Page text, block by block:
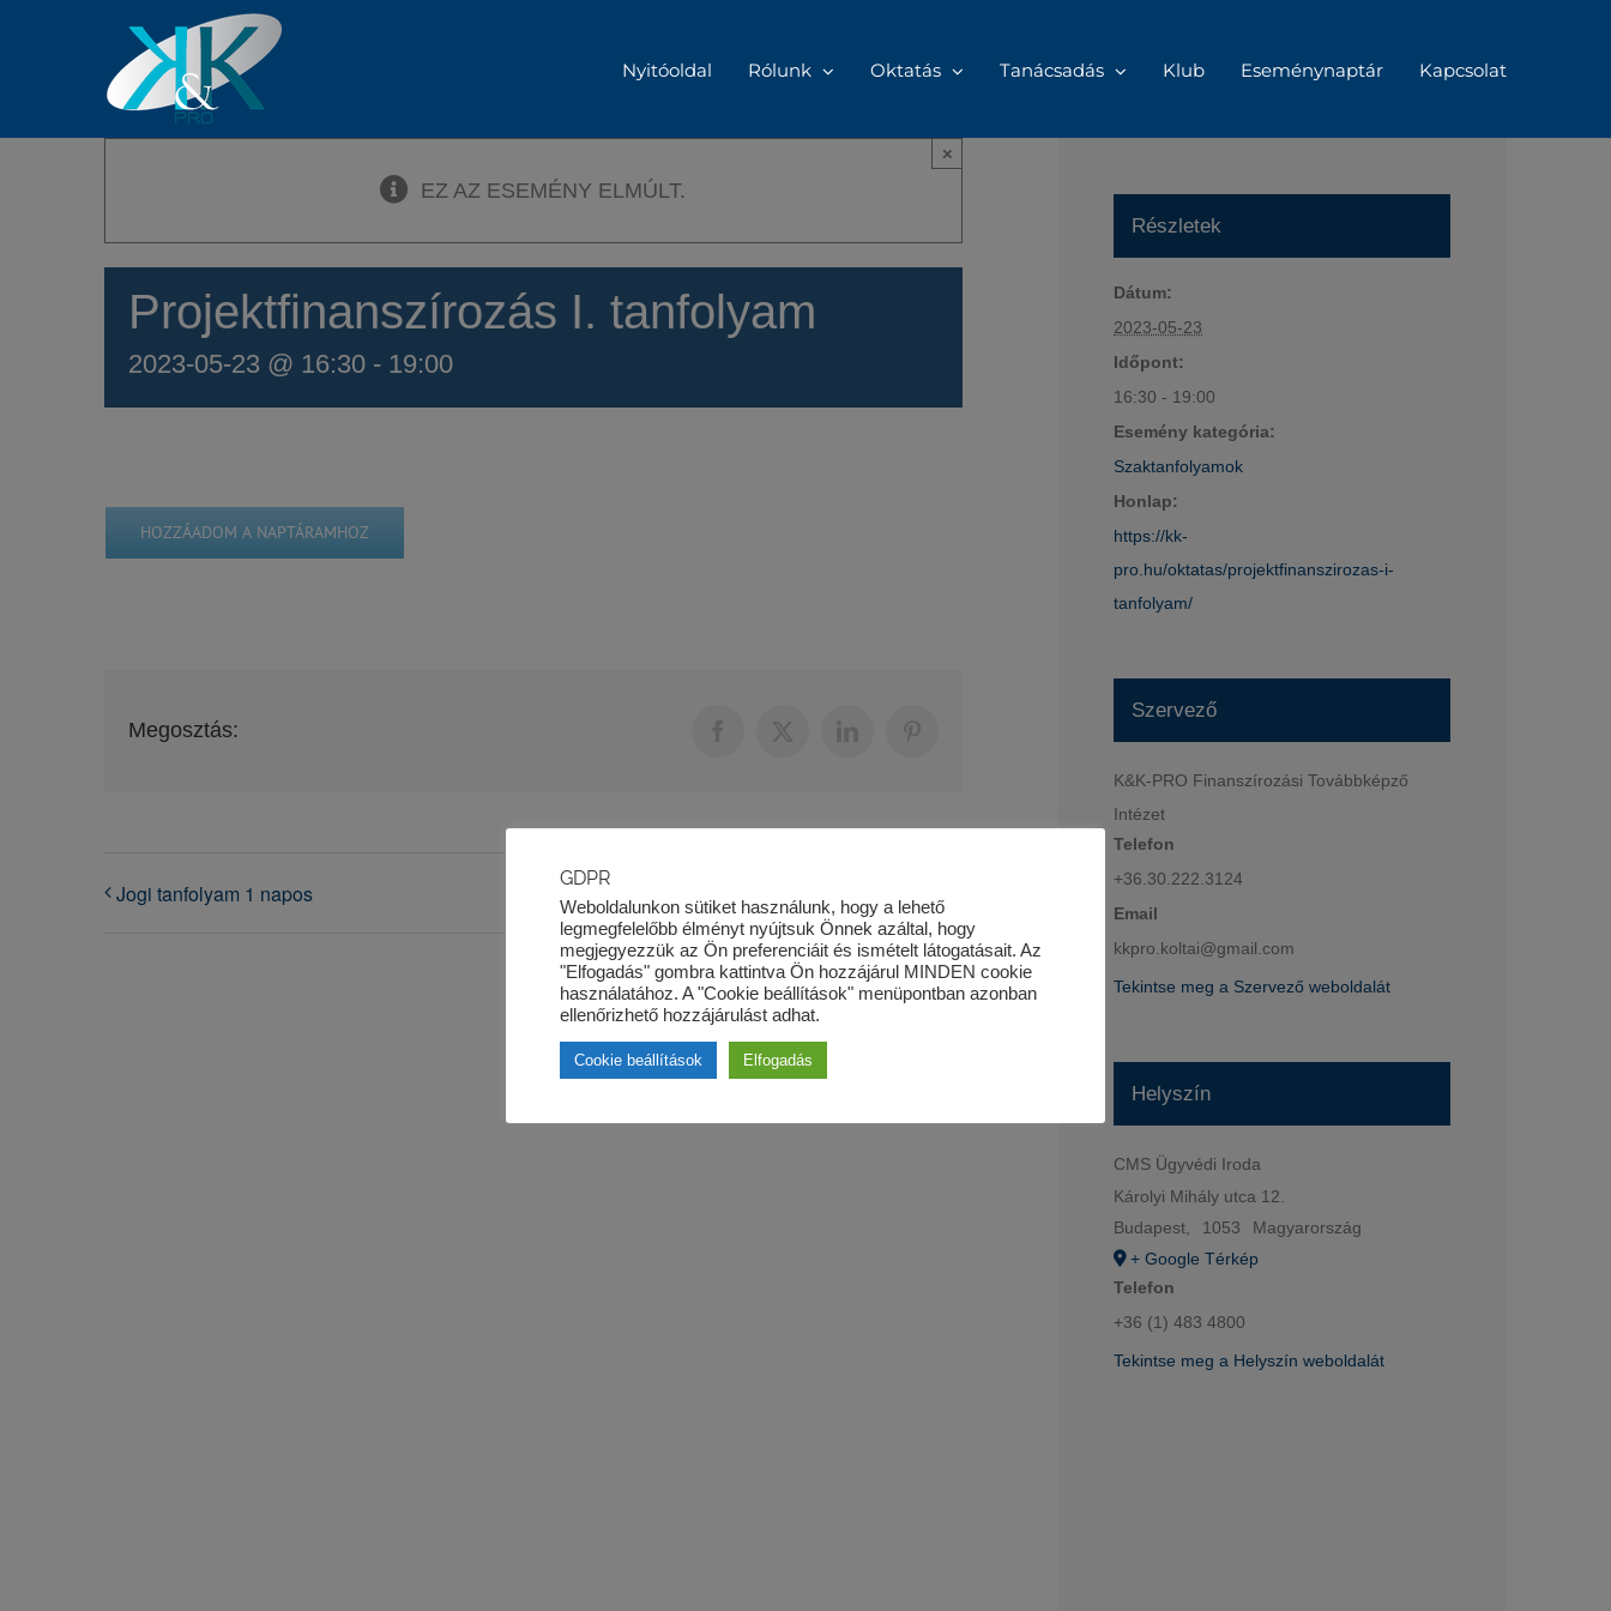
Nyitóoldal Rólunk Oktatás Tanácsadás Klub Eseménynaptár Kapcsolat
EZ AZ ESEMÉNY ELMÚLT.
×
Projektfinanszírozás I. tanfolyam
2023-05-23 @ 16:30 - 19:00
HOZZÁADOM A NAPTÁRAMHOZ
Megosztás:
Jogi tanfolyam 1 napos Sales és Risk együttműködése tanfolyam
Részletek
Dátum:
2023-05-23
Időpont:
16:30 - 19:00
Esemény kategória:
Szaktanfolyamok
Honlap:
https://kk-
pro.hu/oktatas/projektfinanszirozas-i-
tanfolyam/
Szervező
K&K-PRO Finanszírozási Továbbképző
Intézet
Telefon
+36.30.222.3124
Email
kkpro.koltai@gmail.com
Tekintse meg a Szervező weboldalát
Helyszín
CMS Ügyvédi Iroda
Károlyi Mihály utca 12.
Budapest
1053
Magyarország
+ Google Térkép
Telefon
+36 (1) 483 4800
Tekintse meg a Helyszín weboldalát
GDPR
Weboldalunkon sütiket használunk, hogy a lehető
legmegfelelőbb élményt nyújtsuk Önnek azáltal, hogy
megjegyezzük az Ön preferenciáit és ismételt látogatásait. Az
"Elfogadás" gombra kattintva Ön hozzájárul MINDEN cookie
használatához. A "Cookie beállítások" menüpontban azonban
ellenőrizhető hozzájárulást adhat.
Cookie beállítások Elfogadás